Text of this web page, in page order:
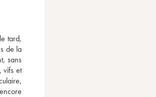
tard,
de la
sans
vifs et